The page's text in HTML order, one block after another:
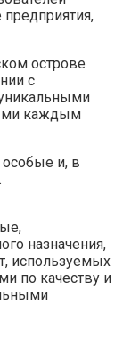
острове
с
каждым
и, в
назначения,
используемых
по качеству и